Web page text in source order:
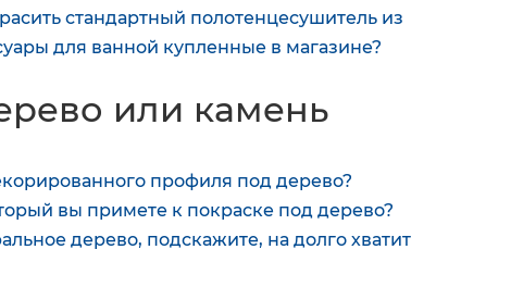
стандартный полотенцесушитель из
для ванной купленные в магазине?
или камень
профиля под дерево?
вы примете к покраске под дерево?
дерево, подскажите, на долго хватит